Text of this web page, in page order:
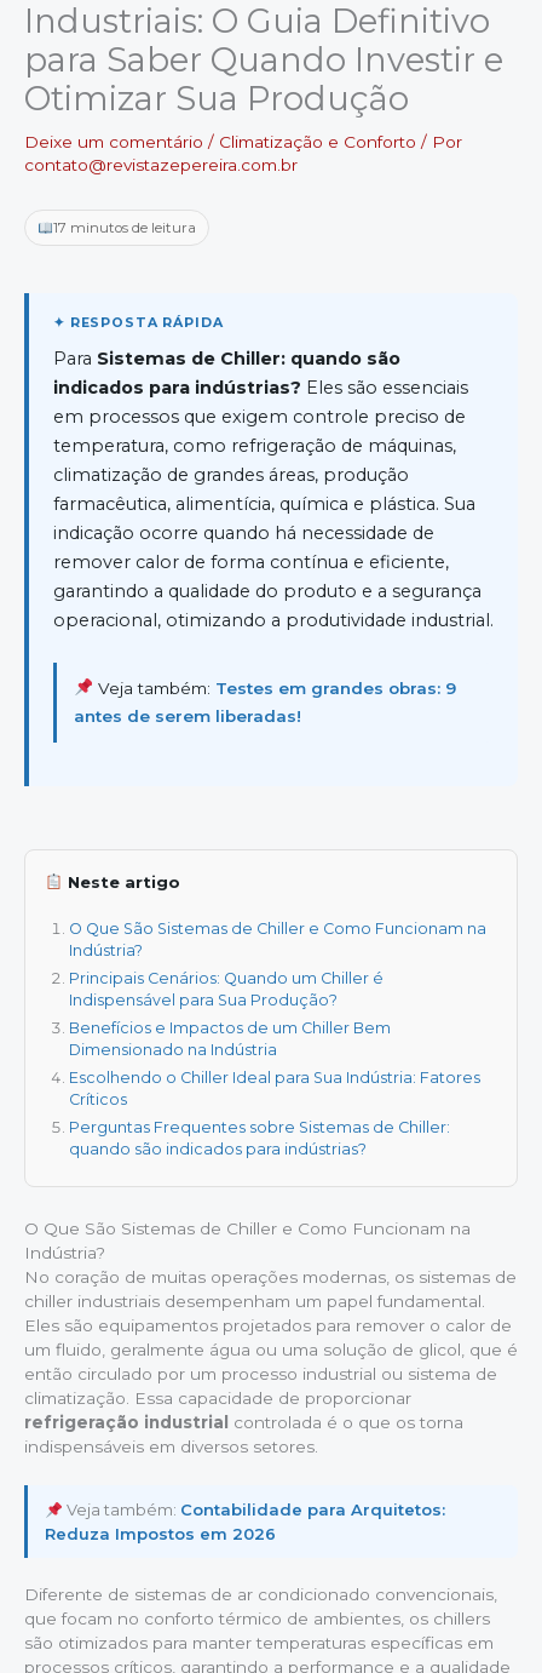
Industriais: O Guia Definitivo
para Saber Quando Investir e
Otimizar Sua Produção
Deixe um comentário / Climatização e Conforto / Por
contato@revistazepereira.com.br
17 minutos de leitura
Para Sistemas de Chiller: quando são
indicados para indústrias? Eles são essenciais
em processos que exigem controle preciso de
temperatura, como refrigeração de máquinas,
climatização de grandes áreas, produção
farmacêutica, alimentícia, química e plástica. Sua
indicação ocorre quando há necessidade de
remover calor de forma contínua e eficiente,
garantindo a qualidade do produto e a segurança
operacional, otimizando a produtividade industrial.
Veja também: Testes em grandes obras: 9
antes de serem liberadas!
Neste artigo
O Que São Sistemas de Chiller e Como Funcionam na
Indústria?
Principais Cenários: Quando um Chiller é
Indispensável para Sua Produção?
Benefícios e Impactos de um Chiller Bem
Dimensionado na Indústria
Escolhendo o Chiller Ideal para Sua Indústria: Fatores
Críticos
Perguntas Frequentes sobre Sistemas de Chiller:
quando são indicados para indústrias?
O Que São Sistemas de Chiller e Como Funcionam na
Indústria?
No coração de muitas operações modernas, os sistemas de
chiller industriais desempenham um papel fundamental.
Eles são equipamentos projetados para remover o calor de
um fluido, geralmente água ou uma solução de glicol, que é
então circulado por um processo industrial ou sistema de
climatização. Essa capacidade de proporcionar
refrigeração industrial
controlada é o que os torna
indispensáveis em diversos setores.
Veja também: Contabilidade para Arquitetos:
Reduza Impostos em 2026
Diferente de sistemas de ar condicionado convencionais,
que focam no conforto térmico de ambientes, os chillers
são otimizados para manter temperaturas específicas em
processos críticos, garantindo a performance e a qualidade